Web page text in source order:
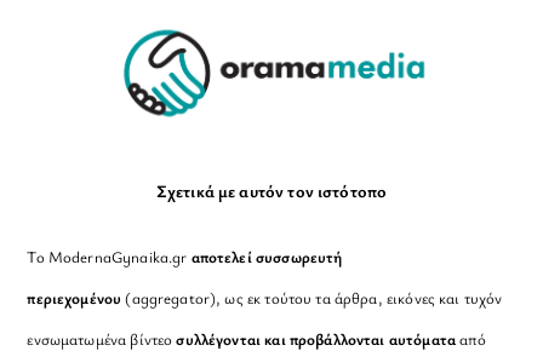
Σχετικά με αυτόν τον ιστότοπο
Το ModernaGynaika.gr αποτελεί συσσωρευτή
περιεχομένου (aggregator), ως εκ τούτου τα άρθρα, εικόνες και τυχόν
ενσωματωμένα βίντεοσυλλέγονται και προβάλλονται αυτόματααπό